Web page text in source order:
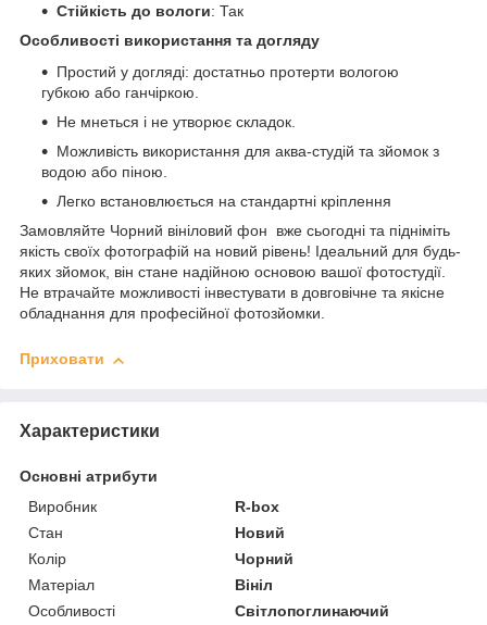
Стійкість до вологи: Так
Особливості використання та догляду
Простий у догляді: достатньо протерти вологою
губкою або ганчіркою.
Не мнеться і не утворює складок.
Можливість використання для аква-студій та зйомок з
водою або піною.
Легко встановлюється на стандартні кріплення
Замовляйте Чорний вініловий фон вже сьогодні та підніміть
якість своїх фотографій на новий рівень! Ідеальний для будь-
яких зйомок, він стане надійною основою вашої фотостудії.
Не втрачайте можливості інвестувати в довговічне та якісне
обладнання для професійної фотозйомки.
Приховати
Характеристики
Основні атрибути
Виробник
R-box
Стан
Новий
Колір
Чорний
Матеріал
Вініл
Особливості
Світлопоглинаючий